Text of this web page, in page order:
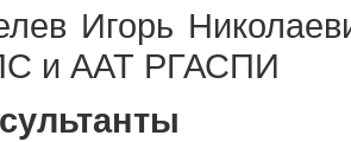
Игорь
и ААТ РГАСПИ